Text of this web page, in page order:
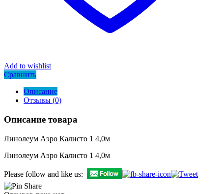
Add to wishlist
Сравнить
Описание
Отзывы (0)
Описание товара
Линолеум Аэро Калисто 1 4,0м
Линолеум Аэро Калисто 1 4,0м
Please follow and like us: